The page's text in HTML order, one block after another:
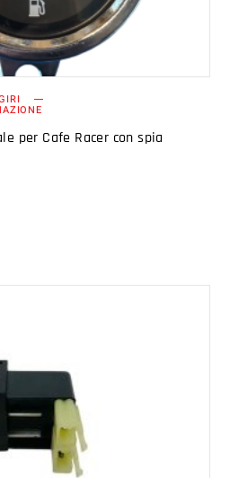
per Cafe Racer con spia
AL CARRELLO